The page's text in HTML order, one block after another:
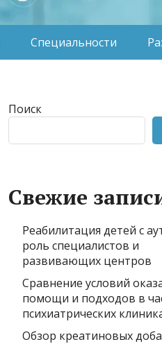
Специальности
Поиск
Свежие
Реабилитация детей с
роль специалистов и
развивающих центров
Сравнение условий
помощи и подходов в
психиатрических
Обзор креатиновых